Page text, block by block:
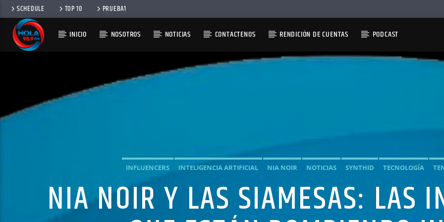
SCHEDULE TOP 10 PRUEBA1
INICIO NOSOTROS NOTICIAS CONTACTENOS RENDICIÓN DE CUENTAS PODCAST
INFLUENCERS INTELIGENCIA ARTIFICIAL NIA NOIR NOTICIAS SYNTHID TECNOLOGÍA
NIA NOIR Y LAS SIAMESAS: LAS